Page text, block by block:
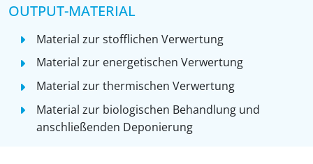
OUTPUT-MATERIAL
Material zur stofflichen Verwertung
Material zur energetischen Verwertung
Material zur thermischen Verwertung
Material zur biologischen Behandlung und
anschließenden Deponierung